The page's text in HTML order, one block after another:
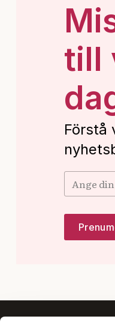
till
Förstå